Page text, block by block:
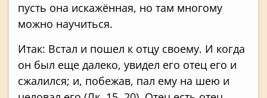
пусть она искажённая, но там многому
можно научиться.
Итак: Встал и пошел к отцу своему. И когда
он был еще далеко, увидел его отец его и
сжалился; и, побежав, пал ему на шею и